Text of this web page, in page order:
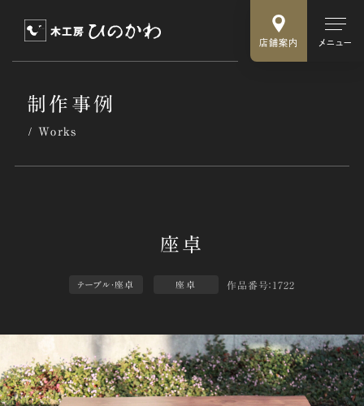
店舗案内 メニュー
制作事例
Works
テーブル・座卓 座卓 作品番号：1722